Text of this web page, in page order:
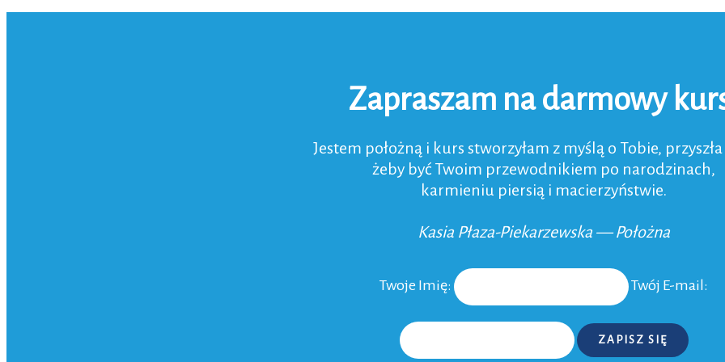
Zapraszam na darmowy
Jestem położną i kurs stworzyłam z myślą o Tobie,
żeby być Twoim przewodnikiem po narodzinach,
karmieniu piersią i macierzyństwie.
Kasia Płaza-Piekarzewska — Położna
Twoje Imię: Twój E-mail:
ZAPISZ SIĘ